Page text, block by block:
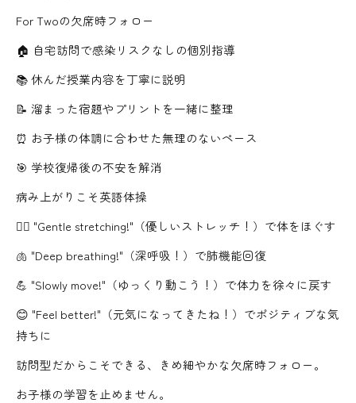
For Twoの欠席時フォロー
🏠 自宅訪問で感染リスクなしの個別指導
📚 休んだ授業内容を丁寧に説明
📝 溜まった宿題やプリントを一緒に整理
⏰ お子様の体調に合わせた無理のないペース
🎯 学校復帰後の不安を解消
病み上がりこそ英語体操
🤸‍♀️ "Gentle stretching!"（優しいストレッチ！）で体をほぐす
🫁 "Deep breathing!"（深呼吸！）で肺機能回復
💪 "Slowly move!"（ゆっくり動こう！）で体力を徐々に戻す
😊 "Feel better!"（元気になってきたね！）でポジティブな気
持ちに
訪問型だからこそできる、きめ細やかな欠席時フォロー。
お子様の学習を止めません。